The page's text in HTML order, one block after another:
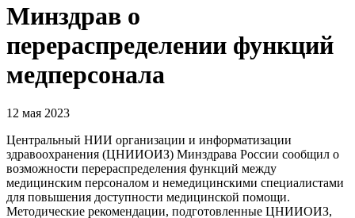
Минздрав о
перераспределении функций
медперсонала
12 мая 2023
Центральный НИИ организации и информатизации
здравоохранения (ЦНИИОИЗ) Минздрава России сообщил о
возможности перераспределения функций между
медицинским персоналом и немедицинскими специалистами
для повышения доступности медицинской помощи.
Методические рекомендации, подготовленные ЦНИИОИЗ,